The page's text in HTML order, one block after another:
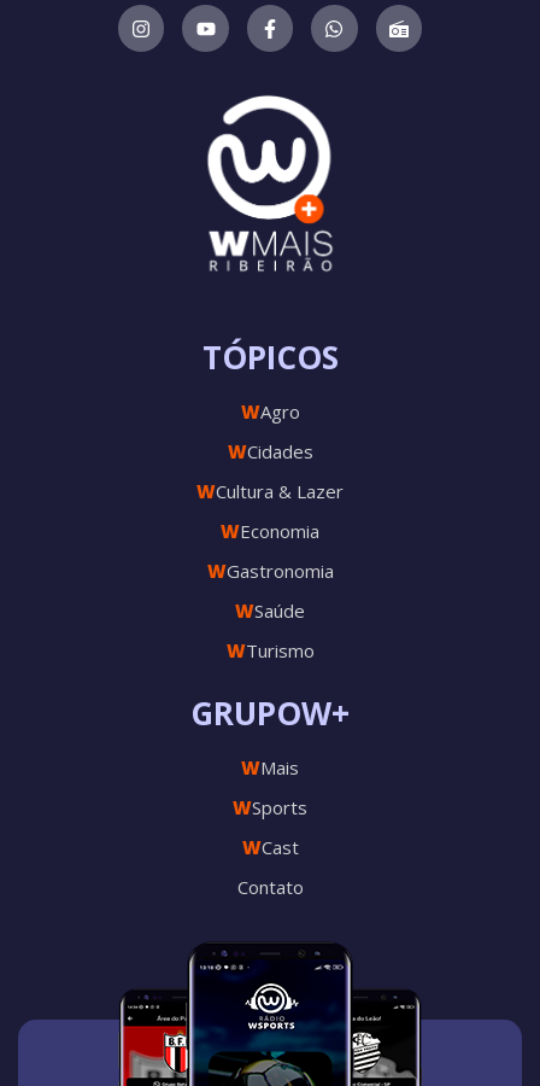
GRUPOW+
WMais
WSports
WCast
Contato
TÓPICOS
WAgro
WCidades
WCultura & Lazer
WEconomia
WGastronomia
WSaúde
WTurismo